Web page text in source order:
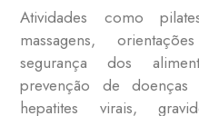
Atividades como
massagens,
segurança dos
prevenção de doenças
hepatites virais,